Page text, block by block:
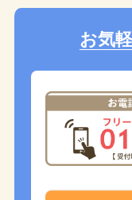
お気